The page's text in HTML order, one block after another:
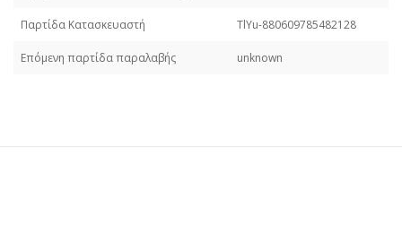
Παρτίδα Κατασκευαστή TlYu-880609785482128
Επόμενη παρτίδα παραλαβής unknown